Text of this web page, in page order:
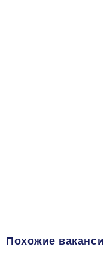
Похожие